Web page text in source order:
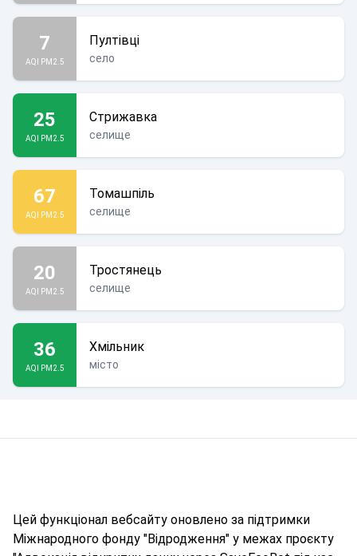
7
AQI PM2.5
Пултівці
село
25
AQI PM2.5
Стрижавка
селище
67
AQI PM2.5
Томашпіль
селище
20
AQI PM2.5
Тростянець
селище
36
AQI PM2.5
Хмільник
місто
Цей функціонал вебсайту оновлено за підтримки
Міжнародного фонду "Відродження" у межах проєкту